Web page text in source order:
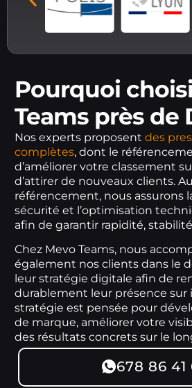
Pourquoi
Teams près de
Nos experts proposent des
complètes, dont le
d’améliorer votre classement
d’attirer de nouveaux clients.
référencement, nous assurons
sécurité et l’optimisation
afin de garantir rapidité,
Chez Mevo Teams, nous
également nos clients dans le
leur stratégie digitale afin de
durablement leur présence sur
stratégie est pensée pour
de marque, améliorer votre
des résultats concrets sur le
678 86 41